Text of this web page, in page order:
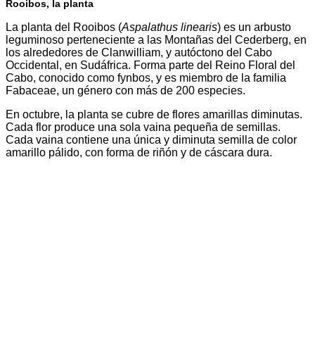
Rooibos, la planta
La planta del Rooibos (Aspalathus linearis) es un arbusto
leguminoso perteneciente a las Montañas del Cederberg, en
los alrededores de Clanwilliam, y autóctono del Cabo
Occidental, en Sudáfrica. Forma parte del Reino Floral del
Cabo, conocido como fynbos, y es miembro de la familia
Fabaceae, un género con más de 200 especies.
En octubre, la planta se cubre de flores amarillas diminutas.
Cada flor produce una sola vaina pequeña de semillas.
Cada vaina contiene una única y diminuta semilla de color
amarillo pálido, con forma de riñón y de cáscara dura.